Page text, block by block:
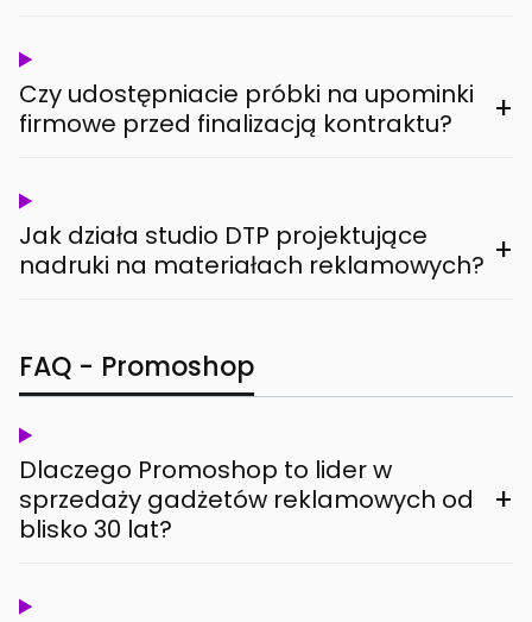
Czy udostępniacie próbki na upominki
firmowe przed finalizacją kontraktu?
+
Jak działa studio DTP projektujące
nadruki na materiałach reklamowych? +
FAQ - Promoshop
Dlaczego Promoshop to lider w
sprzedaży gadżetów reklamowych od
blisko 30 lat?
+